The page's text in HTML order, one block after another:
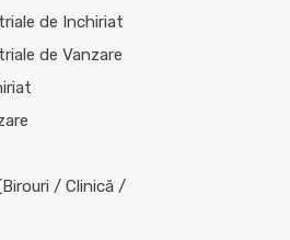
de Inchiriat
de Vanzare
/ Clinică /